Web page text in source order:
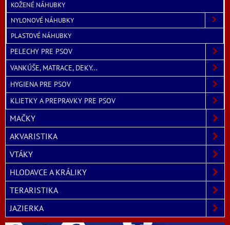
KOŽENÉ NÁHUBKY
NYLONOVÉ NÁHUBKY
PLASTOVÉ NÁHUBKY
PELECHY PRE PSOV
VANKÚŠE, MATRACE, DEKY...
HYGIENA PRE PSOV
KLIETKY A PREPRAVKY PRE PSOV
MAČKY
AKVARISTIKA
VTÁKY
HLODAVCE A KRÁLIKY
TERARISTIKA
JAZIERKA